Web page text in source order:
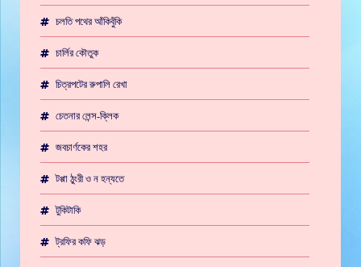
চলতি পথের আঁকিবুঁকি
চার্লির কৌতুক
চিত্রপটের রুপালি রেখা
চেতনার লেন্স-ক্লিক
জবচার্ণকের শহর
টপ্পা ঠুংরী ও ন হন্যতে
টুকিটাকি
ট্রফির কফি ঝড়